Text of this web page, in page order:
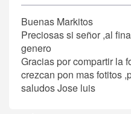
Buenas Markitos
Preciosas si señor ,al
genero
Gracias por compartir la
crezcan pon mas fotitos
saludos Jose luis